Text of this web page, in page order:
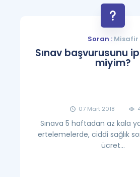
Soran :Misafir
Sınav başvurusunu
miyim?
07 Mart 2018
Sınava 5 haftadan az kala
ertelemelerde, ciddi sağlık
ücret...